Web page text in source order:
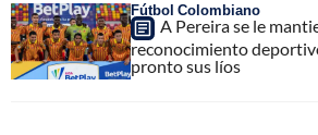
Fútbol Colombiano
A Pereira se le
reconocimiento
pronto sus líos